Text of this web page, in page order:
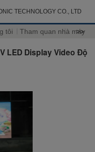
TECHNOLOGY CO., LTD
tôi Tham quan nhà máy
>>
LED Display Video Độ